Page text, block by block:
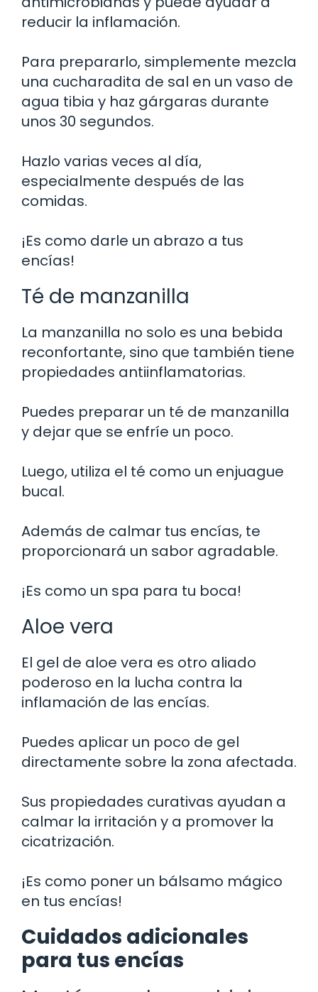
reducir la inflamación.
Para prepararlo, simplemente mezcla
una cucharadita de sal en un vaso de
agua tibia y haz gárgaras durante
unos 30 segundos.
Hazlo varias veces al día,
especialmente después de las
comidas.
¡Es como darle un abrazo a tus
encías!
Té de manzanilla
La manzanilla no solo es una bebida
reconfortante, sino que también tiene
propiedades antiinflamatorias.
Puedes preparar un té de manzanilla
y dejar que se enfríe un poco.
Luego, utiliza el té como un enjuague
bucal.
Además de calmar tus encías, te
proporcionará un sabor agradable.
¡Es como un spa para tu boca!
Aloe vera
El gel de aloe vera es otro aliado
poderoso en la lucha contra la
inflamación de las encías.
Puedes aplicar un poco de gel
directamente sobre la zona afectada.
Sus propiedades curativas ayudan a
calmar la irritación y a promover la
cicatrización.
¡Es como poner un bálsamo mágico
en tus encías!
Cuidados adicionales
para tus encías